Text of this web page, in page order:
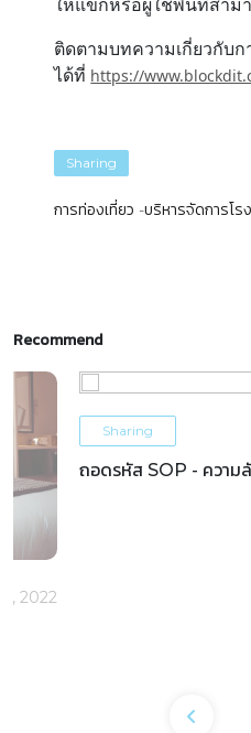
ติดตามบทความเกี่ยวกับก
ได้ที่ https://
Sharing
การท่องเที่ยว บริหารจัดการโร
Recommend
2022
Sharing
ถอดรหัส SOP - ความ